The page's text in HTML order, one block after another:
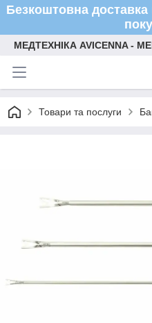
Безкоштовна доставка
МЕДТЕХНІКА AVICENNA -
Товари та послуги